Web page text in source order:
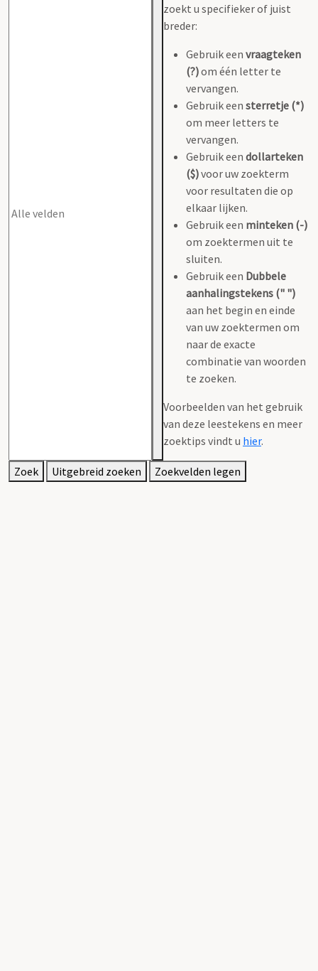
zoekt u specifieker of juist
breder:
Gebruik een vraagteken
(?)om één letter te
vervangen.
Gebruik een sterretje (*)
om meer letters te
vervangen.
Gebruik een dollarteken
($)voor uw zoekterm
voor resultaten die op
elkaar lijken.
Gebruik een minteken (-)
om zoektermen uit te
sluiten.
Gebruik een Dubbele
aanhalingstekens (" ")
aan het begin en einde
van uw zoektermen om
naar de exacte
combinatie van woorden
te zoeken.
Voorbeelden van het gebruik
van deze leestekens en meer
zoektips vindt u hier.
Zoek Uitgebreid zoeken Zoekvelden legen